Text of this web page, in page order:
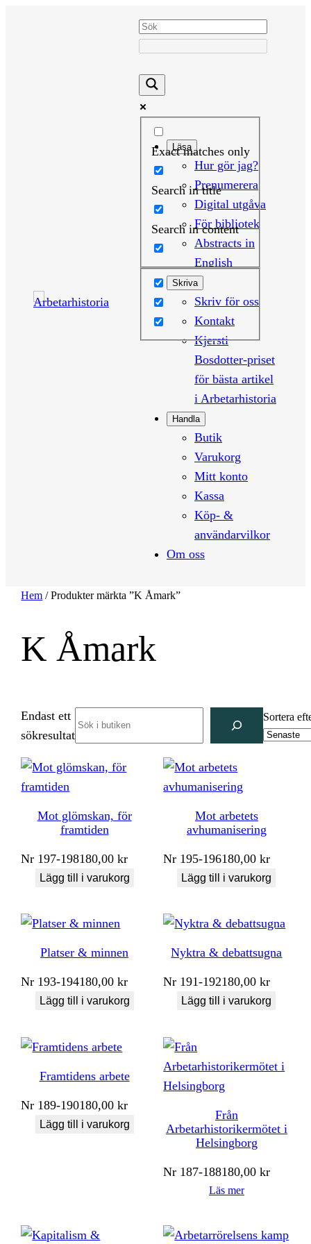
Exact matches only
Search in title
Search in content
Läsa
Hur gör jag?
Prenumerera
Digital utgåva
För bibliotek
Abstracts in
English
Skriva
Skriv för oss
Kontakt
Kjersti
Bosdotter-priset
för bästa artikel
i Arbetarhistoria
Handla
Butik
Varukorg
Mitt konto
Kassa
Köp- &
användarvilkor
Om oss
Hem / Produkter märkta ”K Åmark”
K Åmark
Endast ett
sökresultat
Sortera
Mot glömskan, för
framtiden
Nr 197-198180,00kr
Lägg till i varukorg
Mot arbetets
avhumanisering
Nr 195-196180,00kr
Lägg till i varukorg
Platser & minnen
Nr 193-194180,00kr
Lägg till i varukorg
Nyktra & debattsugna
Nr 191-192180,00kr
Lägg till i varukorg
Framtidens arbete
Nr 189-190180,00kr
Lägg till i varukorg
Från
Arbetarhistorikermötet i
Helsingborg
Nr 187-188180,00kr
Läs mer